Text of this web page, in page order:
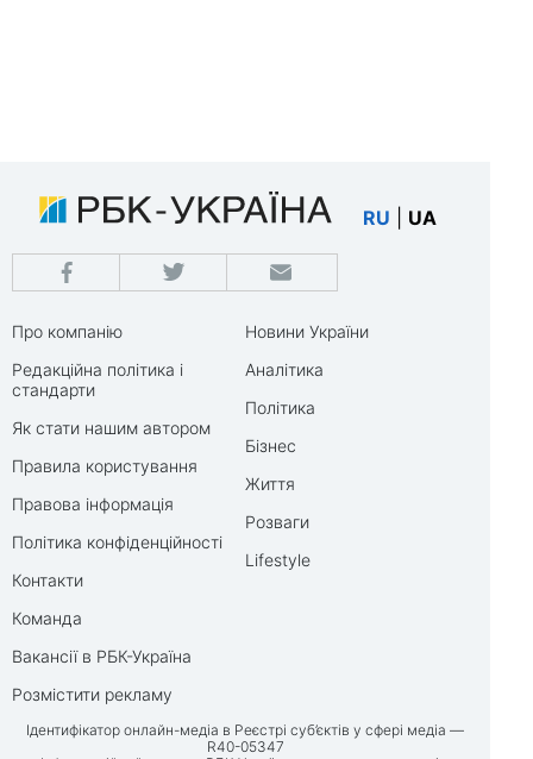
RU UA
Про компанію
Редакційна політика і
стандарти
Як стати нашим автором
Правила користування
Правова інформація
Політика конфіденційності
Контакти
Команда
Вакансії в РБК-Україна
Розмістити рекламу
Новини України
Аналітика
Політика
Бізнес
Життя
Розваги
Lifestyle
Ідентифікатор онлайн-медіа в Реєстрі суб’єктів у сфері медіа —
R40-05347